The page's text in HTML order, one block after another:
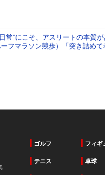
常”にこそ、アスリートの本質が
フマラソン競歩）「突き詰めて
ゴルフ フィギ
テニス 卓球